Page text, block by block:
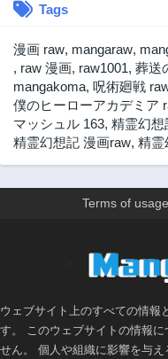
第31話
第29話
3年前
第27話
3年前
第25話
3年前
第17話
3年前
Tags
漫画 raw, mangaraw,
, raw 漫画, raw1001, 葬送
mangakoma, 呪術廻戦
僕のヒーローアカデミア
マッシュル 163, 精霊幻想
精霊幻想記 漫画raw, 精霊
Terms of usage
ウェブサイト上のすべての情報
す。 このウェブサイトの情報
せん。 個人や組織に影響を与